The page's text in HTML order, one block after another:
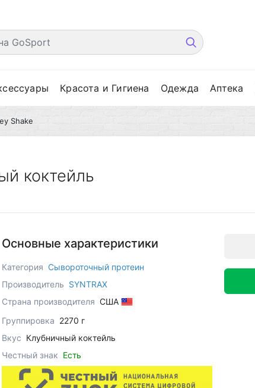
Красота и Гигиена Одежда Аптека
Shake
коктейль
Основные характеристики
Категория Сывороточный протеин
Производитель SYNTRAX
Страна производителя США
Группировка 2270 г
Вкус Клубничный коктейль
Честный знак Есть